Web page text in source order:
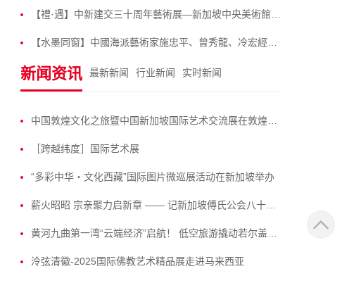
【禮·遇】中新建交三十周年藝術展—新加坡中央美術館線上展覽！
【水墨同窗】中國海派藝術家施忠平、曾秀龍、冷宏經典書畫作品新加坡中央美術館線上展覽！
新闻资讯 最新新闻 行业新闻 实时新闻
中国敦煌文化之旅暨中国新加坡国际艺术交流展在敦煌隆重举行
［跨越纬度］国际艺术展
“多彩中华・文化西藏”国际图片微巡展活动在新加坡举办
薪火昭昭 宗亲聚力启新章 —— 记新加坡傅氏公会八十五年华诞
黄河九曲第一湾“云端经济”启航！ 低空旅游撬动若尔盖高质量发展新引擎
泠弦清徽-2025国际佛教艺术精品展走进马来西亚